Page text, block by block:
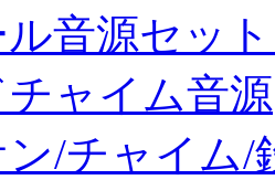
ル音源セッ
ャイム音源
/チャイム/